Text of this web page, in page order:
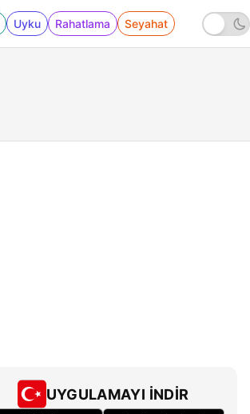
Uyku Rahatlama Seyahat
UYGULAMAYI İNDIR